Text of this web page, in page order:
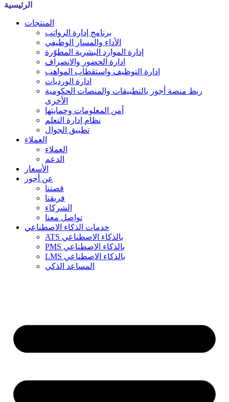
الرئيسية
المنتجات
برنامج إدارة الرواتب
الأداء والمسار الوظيفي
إدارة الموارد البشرية المطوّرة
ادارة الحضور والانصراف
ادارة التوظيف واستقطاب المواهب
ادارة الورديات
ربط منصة أجور بالتطبيقات والمنصات الحكومية
الأخرى
أمن المعلومات وحمايتها
نظام إدارة التعلم
تطبيق الجوال
العملاء
العملاء
الدعم
الأسعار
عن أجور
قصتنا
فريقنا
الشركاء
تواصل معنا
خدمات الذكاء الاصطناعي
ATS بالذكاء الاصطناعي
PMS بالذكاء الاصطناعي
LMS بالذكاء الاصطناعي
المساعد الذكي